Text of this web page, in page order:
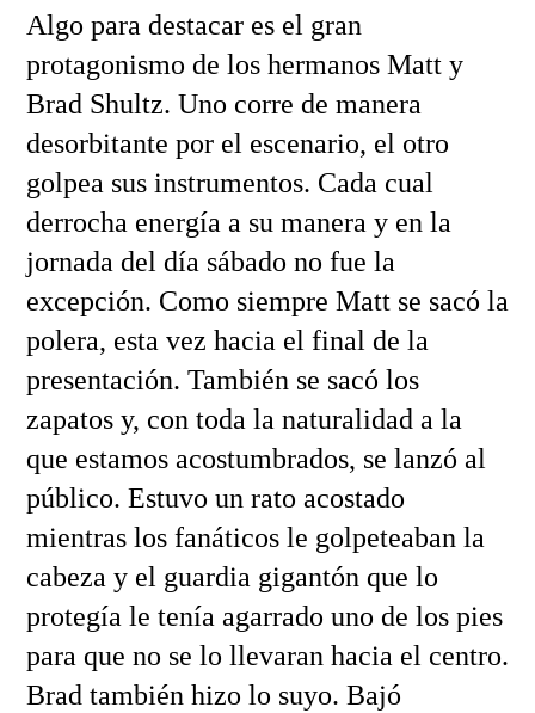
Algo para destacar es el gran
protagonismo de los hermanos Matt y
Brad Shultz. Uno corre de manera
desorbitante por el escenario, el otro
golpea sus instrumentos. Cada cual
derrocha energía a su manera y en la
jornada del día sábado no fue la
excepción. Como siempre Matt se sacó la
polera, esta vez hacia el final de la
presentación. También se sacó los
zapatos y, con toda la naturalidad a la
que estamos acostumbrados, se lanzó al
público. Estuvo un rato acostado
mientras los fanáticos le golpeteaban la
cabeza y el guardia gigantón que lo
protegía le tenía agarrado uno de los pies
para que no se lo llevaran hacia el centro.
Brad también hizo lo suyo. Bajó